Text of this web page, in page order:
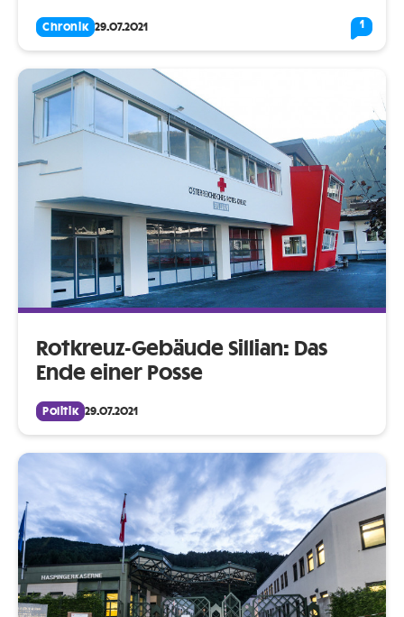
Chronik 29.07.2021 1
Rotkreuz-Gebäude Sillian: Das
Ende einer Posse
Politik 29.07.2021